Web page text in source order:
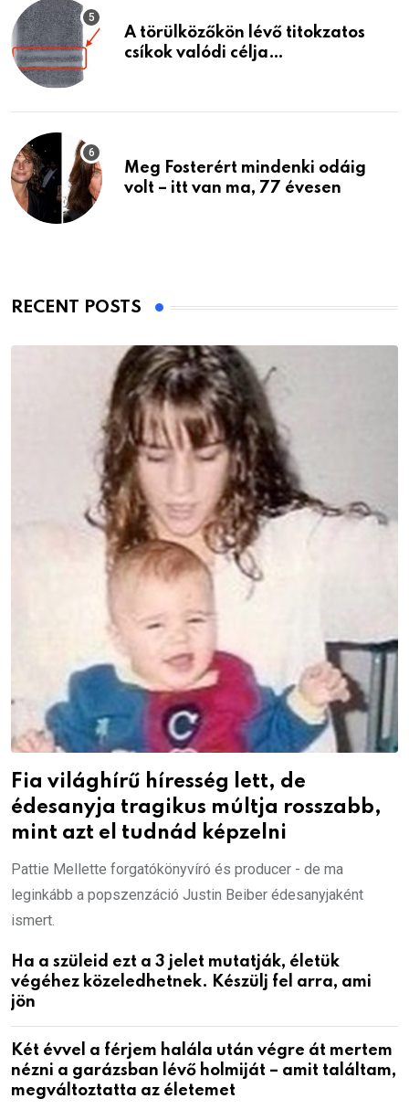
A törülközőkön lévő titokzatos
csíkok valódi célja…
Meg Fosterért mindenki odáig
volt – itt van ma, 77 évesen
RECENT POSTS
Fia világhírű híresség lett, de
édesanyja tragikus múltja rosszabb,
mint azt el tudnád képzelni
Pattie Mellette forgatókönyvíró és producer - de ma
leginkább a popszenzáció Justin Beiber édesanyjaként
ismert.
Ha a szüleid ezt a 3 jelet mutatják, életük
végéhez közeledhetnek. Készülj fel arra, ami
jön
Két évvel a férjem halála után végre át mertem
nézni a garázsban lévő holmiját – amit találtam,
megváltoztatta az életemet